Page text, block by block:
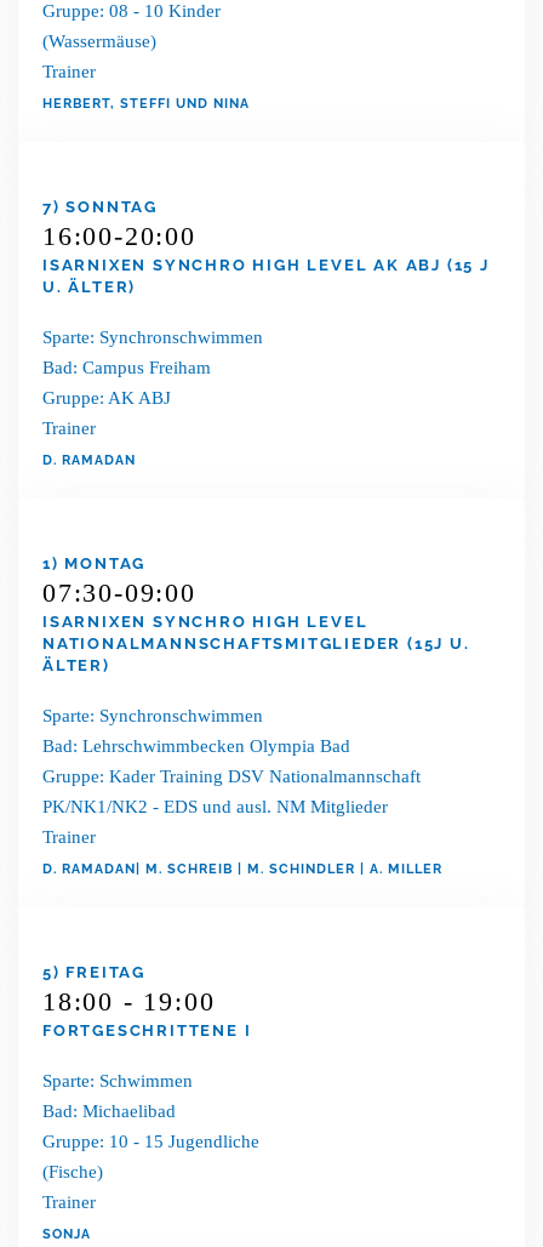
Gruppe: 08 - 10 Kinder
(Wassermäuse)
Trainer
HERBERT, STEFFI UND NINA
7) SONNTAG
16:00-20:00
ISARNIXEN SYNCHRO HIGH LEVEL AK ABJ (15 J
U. ÄLTER)
Sparte: Synchronschwimmen
Bad: Campus Freiham
Gruppe: AK ABJ
Trainer
D. RAMADAN
1) MONTAG
07:30-09:00
ISARNIXEN SYNCHRO HIGH LEVEL
NATIONALMANNSCHAFTSMITGLIEDER (15J U.
ÄLTER)
Sparte: Synchronschwimmen
Bad: Lehrschwimmbecken Olympia Bad
Gruppe: Kader Training DSV Nationalmannschaft
PK/NK1/NK2 - EDS und ausl. NM Mitglieder
Trainer
D. RAMADAN| M. SCHREIB | M. SCHINDLER | A. MILLER
5) FREITAG
18:00 - 19:00
FORTGESCHRITTENE I
Sparte: Schwimmen
Bad: Michaelibad
Gruppe: 10 - 15 Jugendliche
(Fische)
Trainer
SONJA